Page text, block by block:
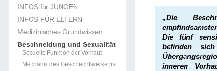
INFOS für JUNGEN
INFOS FÜR ELTERN
Medizinisches Grundwissen
Beschneidung und Sexualität
Sexuelle Funktion der Vorhaut
Mechanik des Geschlechtsverkehrs
„Die
Die fünf
befinden
inneren